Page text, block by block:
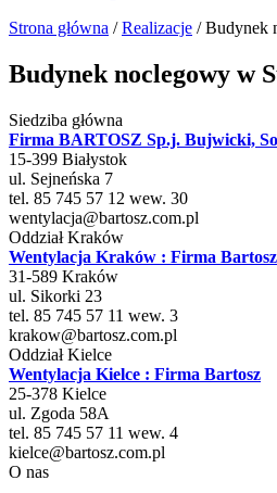
Strona główna /Realizacje /Budynek
Budynek noclegowy w
Siedziba główna
Firma BARTOSZ Sp.j. Bujwicki,
15-399 Białystok
ul. Sejneńska 7
tel. 85 745 57 12 wew. 30
wentylacja@bartosz.com.pl
Oddział Kraków
Wentylacja Kraków : Firma Bartosz
31-589 Kraków
ul. Sikorki 23
tel. 85 745 57 11 wew. 3
krakow@bartosz.com.pl
Oddział Kielce
Wentylacja Kielce : Firma Bartosz
25-378 Kielce
ul. Zgoda 58A
tel. 85 745 57 11 wew. 4
kielce@bartosz.com.pl
O nas